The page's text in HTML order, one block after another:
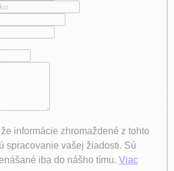
informácie zhromaždené z tohto
spracovanie vašej žiadosti. Sú
iba do nášho tímu. Viac